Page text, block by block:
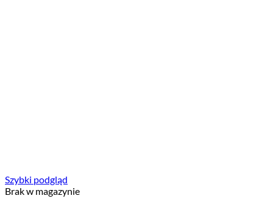
Szybki podgląd
Brak w magazynie